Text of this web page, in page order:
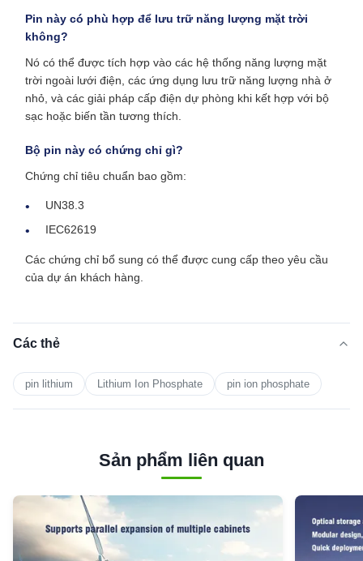
Pin này có phù hợp để lưu trữ năng lượng mặt trời
không?
Nó có thể được tích hợp vào các hệ thống năng lượng mặt
trời ngoài lưới điện, các ứng dụng lưu trữ năng lượng nhà ở
nhỏ, và các giải pháp cấp điện dự phòng khi kết hợp với bộ
sạc hoặc biến tần tương thích.
Bộ pin này có chứng chỉ gì?
Chứng chỉ tiêu chuẩn bao gồm:
UN38.3
IEC62619
Các chứng chỉ bổ sung có thể được cung cấp theo yêu cầu
của dự án khách hàng.
Các thẻ
pin lithium Lithium Ion Phosphate pin ion phosphate
Sản phẩm liên quan